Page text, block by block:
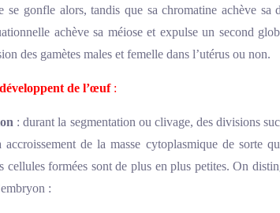
se gonfle alors, tandis que sa chromatine achève sa
achève sa méiose et expulse un second
des gamètes males et femelle dans l’utérus ou non.
de l’œuf:
: durant la segmentation ou clivage, des divisions
de la masse cytoplasmique de sorte
cellules formées sont de plus en plus petites. On
: